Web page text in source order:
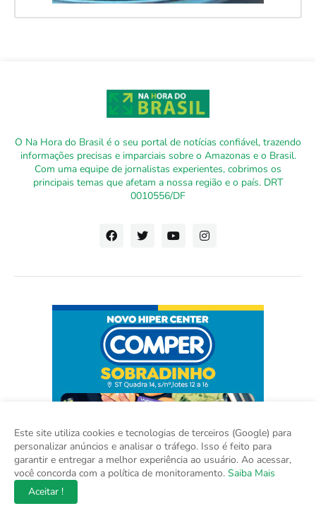
O Na Hora do Brasil é o seu portal de notícias confiável, trazendo
informações precisas e imparciais sobre o Amazonas e o Brasil.
Com uma equipe de jornalistas experientes, cobrimos os
principais temas que afetam a nossa região e o país. DRT
0010556/DF
Este site utiliza cookies e tecnologias de terceiros (Google) para
personalizar anúncios e analisar o tráfego. Isso é feito para
garantir e entregar a melhor experiência ao usuário. Ao acessar,
você concorda com a política de monitoramento. Saiba Mais
Aceitar !